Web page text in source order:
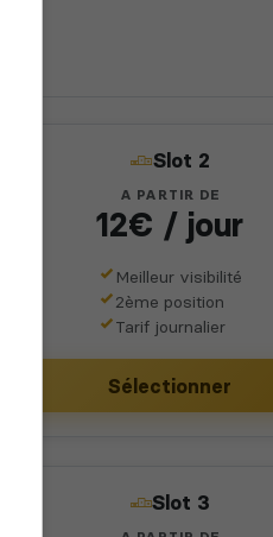
Slot 2
A PARTIR DE
12€ / jour
Meilleur visibilité
2ème position
Tarif journalier
Sélectionner
Slot 3